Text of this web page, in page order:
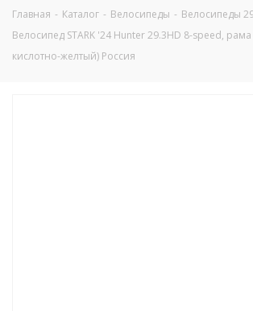
Главная - Каталог - Велосипеды - Велосипеды
Велосипед STARK '24 Hunter 29.3HD 8-speed,
кислотно-желтый) Россия